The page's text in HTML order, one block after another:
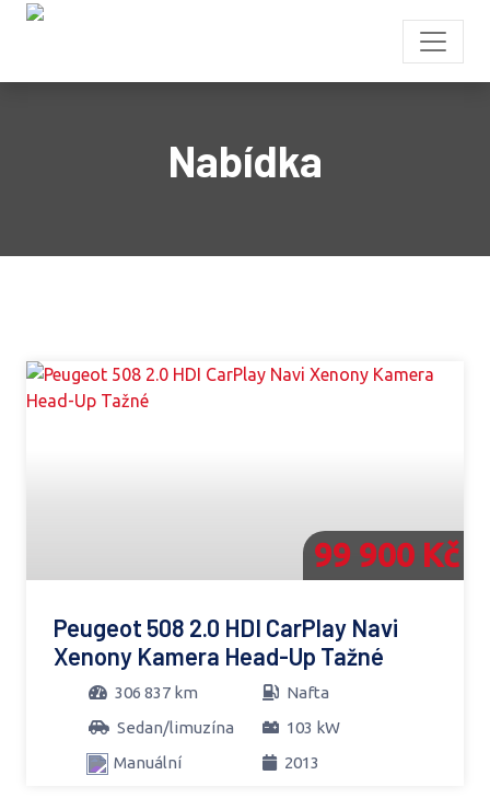
Nabídka
99 900 Kč
Peugeot 508 2.0 HDI CarPlay Navi
Xenony Kamera Head-Up Tažné
306 837 km
Nafta
Sedan/limuzína
103 kW
Manuální
2013